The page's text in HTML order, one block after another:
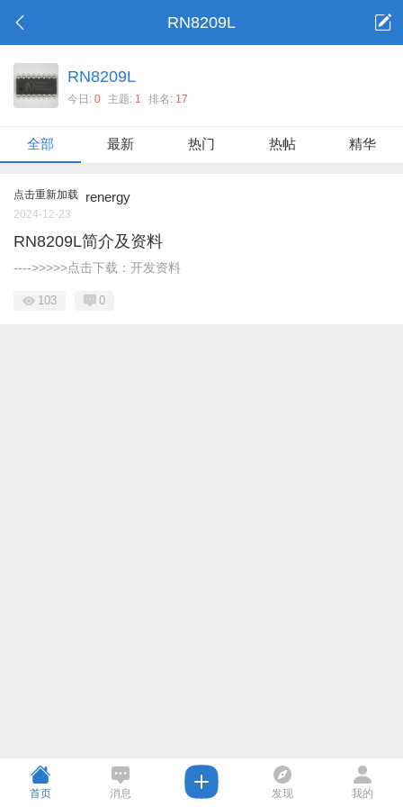
RN8209L
RN8209L
今日: 0 主题: 1 排名: 17
全部 最新 热门 热帖 精华
点击重新加载 renergy
2024-12-23
RN8209L简介及资料
---->>>>>点击下载：开发资料
103 0
首页 消息 发现 我的